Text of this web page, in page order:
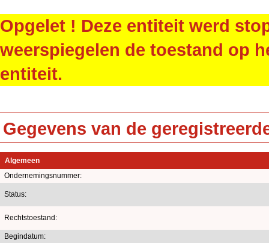
Opgelet ! Deze entiteit werd
weerspiegelen de toestand op
entiteit.
Gegevens van de
Algemeen
Ondernemingsnummer:
Status:
Rechtstoestand:
Begindatum: